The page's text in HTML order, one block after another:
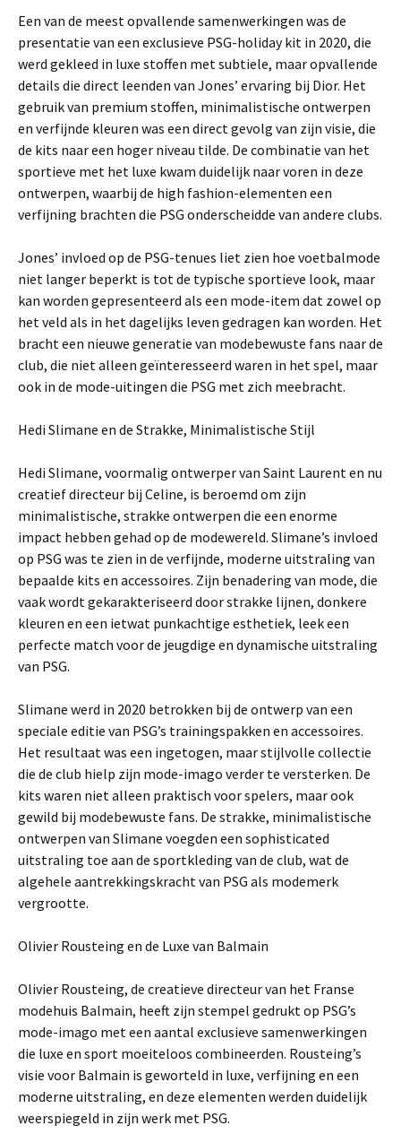
Een van de meest opvallende samenwerkingen was de
presentatie van een exclusieve PSG-holiday kit in 2020, die
werd gekleed in luxe stoffen met subtiele, maar opvallende
details die direct leenden van Jones’ ervaring bij Dior. Het
gebruik van premium stoffen, minimalistische ontwerpen
en verfijnde kleuren was een direct gevolg van zijn visie, die
de kits naar een hoger niveau tilde. De combinatie van het
sportieve met het luxe kwam duidelijk naar voren in deze
ontwerpen, waarbij de high fashion-elementen een
verfijning brachten die PSG onderscheidde van andere clubs.
Jones’ invloed op de PSG-tenues liet zien hoe voetbalmode
niet langer beperkt is tot de typische sportieve look, maar
kan worden gepresenteerd als een mode-item dat zowel op
het veld als in het dagelijks leven gedragen kan worden. Het
bracht een nieuwe generatie van modebewuste fans naar de
club, die niet alleen geïnteresseerd waren in het spel, maar
ook in de mode-uitingen die PSG met zich meebracht.
Hedi Slimane en de Strakke, Minimalistische Stijl
Hedi Slimane, voormalig ontwerper van Saint Laurent en nu
creatief directeur bij Celine, is beroemd om zijn
minimalistische, strakke ontwerpen die een enorme
impact hebben gehad op de modewereld. Slimane’s invloed
op PSG was te zien in de verfijnde, moderne uitstraling van
bepaalde kits en accessoires. Zijn benadering van mode, die
vaak wordt gekarakteriseerd door strakke lijnen, donkere
kleuren en een ietwat punkachtige esthetiek, leek een
perfecte match voor de jeugdige en dynamische uitstraling
van PSG.
Slimane werd in 2020 betrokken bij de ontwerp van een
speciale editie van PSG’s trainingspakken en accessoires.
Het resultaat was een ingetogen, maar stijlvolle collectie
die de club hielp zijn mode-imago verder te versterken. De
kits waren niet alleen praktisch voor spelers, maar ook
gewild bij modebewuste fans. De strakke, minimalistische
ontwerpen van Slimane voegden een sophisticated
uitstraling toe aan de sportkleding van de club, wat de
algehele aantrekkingskracht van PSG als modemerk
vergrootte.
Olivier Rousteing en de Luxe van Balmain
Olivier Rousteing, de creatieve directeur van het Franse
modehuis Balmain, heeft zijn stempel gedrukt op PSG’s
mode-imago met een aantal exclusieve samenwerkingen
die luxe en sport moeiteloos combineerden. Rousteing’s
visie voor Balmain is geworteld in luxe, verfijning en een
moderne uitstraling, en deze elementen werden duidelijk
weerspiegeld in zijn werk met PSG.